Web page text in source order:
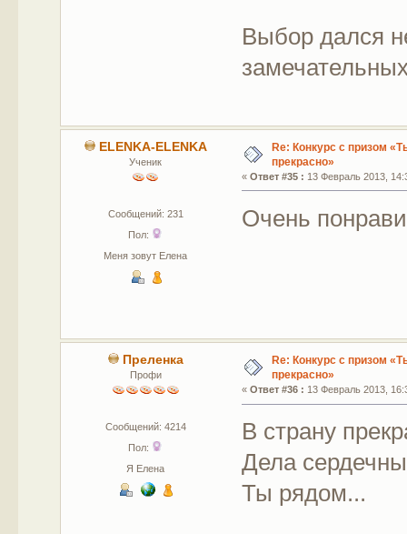
Выбор дался
ELENKA-ELENKA
Ученик
Сообщений: 231
Пол:
Меня зовут Елена
Re: Конкурс с призом
прекрасно»
«Ответ #35 : 13 Февраль 2013,
Очень
Преленка
Профи
Сообщений: 4214
Пол:
Я Елена
Re: Конкурс с призом
прекрасно»
«Ответ #36 : 13 Февраль 2013,
В страну
Дела
Ты рядом...